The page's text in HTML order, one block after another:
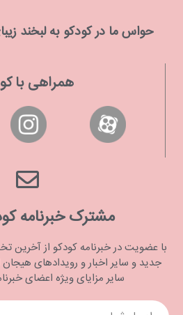
حواس ما در كودكو به لبخند
همراهی با
مشترک خبرنامه
با عضویت در خبرنامه کودکو از آخرین
جدید و سایر اخبار و رویدادهای هیجان
سایر مزایای ویژه اعضای